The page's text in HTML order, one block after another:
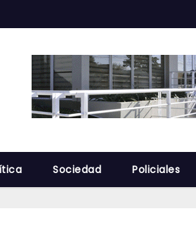
Sociedad Policiales